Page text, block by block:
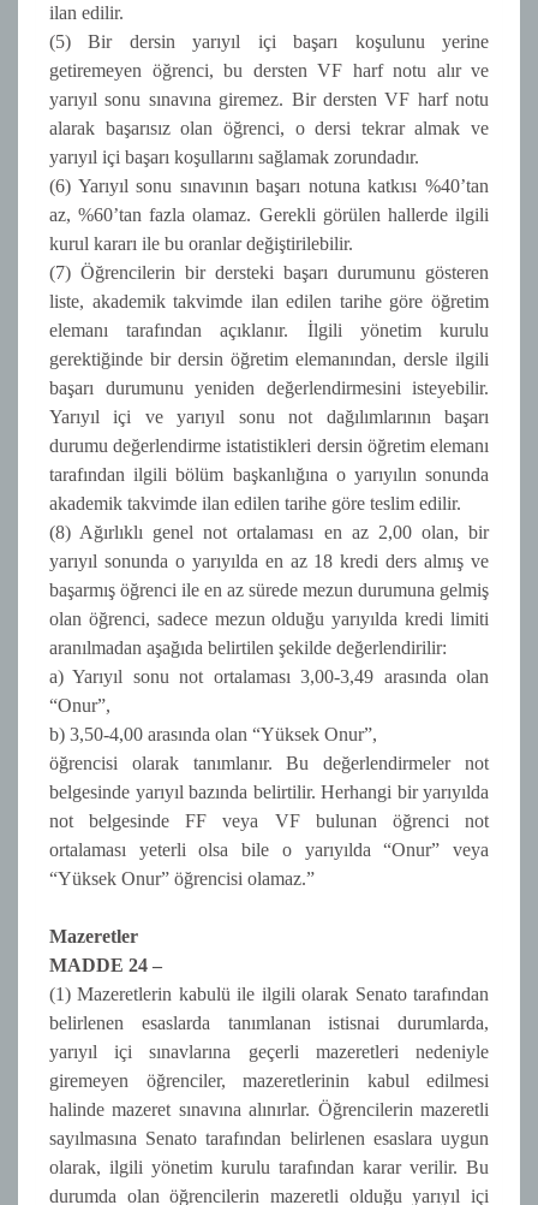
ilan edilir.
(5) Bir dersin yarıyıl içi başarı koşulunu yerine
getiremeyen öğrenci, bu dersten VF harf notu alır ve
yarıyıl sonu sınavına giremez. Bir dersten VF harf notu
alarak başarısız olan öğrenci, o dersi tekrar almak ve
yarıyıl içi başarı koşullarını sağlamak zorundadır.
(6) Yarıyıl sonu sınavının başarı notuna katkısı %40’tan
az, %60’tan fazla olamaz. Gerekli görülen hallerde ilgili
kurul kararı ile bu oranlar değiştirilebilir.
(7) Öğrencilerin bir dersteki başarı durumunu gösteren
liste, akademik takvimde ilan edilen tarihe göre öğretim
elemanı tarafından açıklanır. İlgili yönetim kurulu
gerektiğinde bir dersin öğretim elemanından, dersle ilgili
başarı durumunu yeniden değerlendirmesini isteyebilir.
Yarıyıl içi ve yarıyıl sonu not dağılımlarının başarı
durumu değerlendirme istatistikleri dersin öğretim elemanı
tarafından ilgili bölüm başkanlığına o yarıyılın sonunda
akademik takvimde ilan edilen tarihe göre teslim edilir.
(8) Ağırlıklı genel not ortalaması en az 2,00 olan, bir
yarıyıl sonunda o yarıyılda en az 18 kredi ders almış ve
başarmış öğrenci ile en az sürede mezun durumuna gelmiş
olan öğrenci, sadece mezun olduğu yarıyılda kredi limiti
aranılmadan aşağıda belirtilen şekilde değerlendirilir:
a) Yarıyıl sonu not ortalaması 3,00-3,49 arasında olan
“Onur”,
b) 3,50-4,00 arasında olan “Yüksek Onur”,
öğrencisi olarak tanımlanır. Bu değerlendirmeler not
belgesinde yarıyıl bazında belirtilir. Herhangi bir yarıyılda
not belgesinde FF veya VF bulunan öğrenci not
ortalaması yeterli olsa bile o yarıyılda “Onur” veya
“Yüksek Onur” öğrencisi olamaz.”
Mazeretler
MADDE 24 –
(1) Mazeretlerin kabulü ile ilgili olarak Senato tarafından
belirlenen esaslarda tanımlanan istisnai durumlarda,
yarıyıl içi sınavlarına geçerli mazeretleri nedeniyle
giremeyen öğrenciler, mazeretlerinin kabul edilmesi
halinde mazeret sınavına alınırlar. Öğrencilerin mazeretli
sayılmasına Senato tarafından belirlenen esaslara uygun
olarak, ilgili yönetim kurulu tarafından karar verilir. Bu
durumda olan öğrencilerin mazeretli olduğu yarıyıl içi